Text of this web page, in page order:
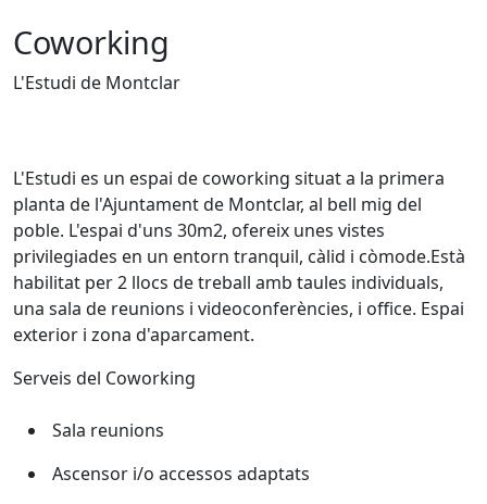
Coworking
L'Estudi de Montclar
L'Estudi es un espai de coworking situat a la primera
planta de l'Ajuntament de Montclar, al bell mig del
poble. L'espai d'uns 30m2, ofereix unes vistes
privilegiades en un entorn tranquil, càlid i còmode.Està
habilitat per 2 llocs de treball amb taules individuals,
una sala de reunions i videoconferències, i office. Espai
exterior i zona d'aparcament.
Serveis del Coworking
Sala reunions
Ascensor i/o accessos adaptats